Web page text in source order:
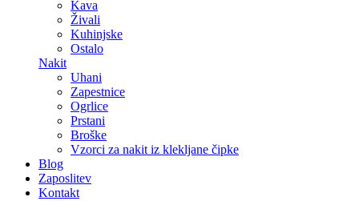
Kava
Živali
Kuhinjske
Ostalo
Nakit
Uhani
Zapestnice
Ogrlice
Prstani
Broške
Vzorci za nakit iz klekljane čipke
Blog
Zaposlitev
Kontakt